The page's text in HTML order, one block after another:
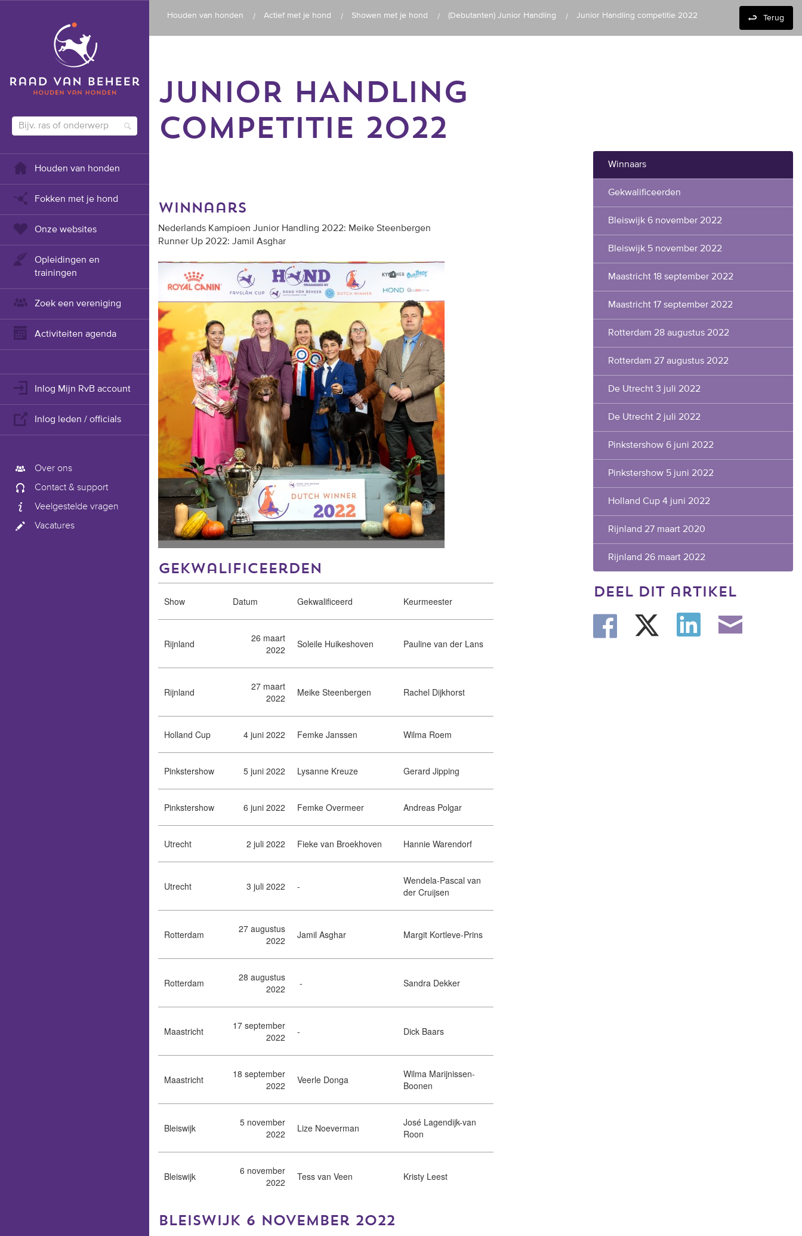
Houden van honden
Fokken met je hond
Onze websites
Opleidingen en
trainingen
Zoek een vereniging
Activiteiten agenda
Inlog Mijn RvB account
Inlog leden / officials
Over ons
Contact & support
Veelgestelde vragen
Vacatures
Houden van honden Actief met je hond Showen met je hond (Debutanten) Junior Handling Junior Handling competitie 2022 Terug
JUNIOR HANDLING
COMPETITIE 2022
winnaars
Nederlands Kampioen Junior Handling 2022: Meike Steenbergen
Runner Up 2022: Jamil Asghar
gekwalificeerden
Show Datum Gekwalificeerd Keurmeester
Rijnland
26 maart
2022
Soleile Huikeshoven Pauline van der Lans
Rijnland
27 maart
2022
Meike Steenbergen Rachel Dijkhorst
Holland Cup 4 juni 2022 Femke Janssen Wilma Roem
Pinkstershow 5 juni 2022 Lysanne Kreuze Gerard Jipping
Pinkstershow 6 juni 2022 Femke Overmeer Andreas Polgar
Utrecht 2 juli 2022 Fieke van Broekhoven Hannie Warendorf
Utrecht 3 juli 2022 -
Wendela-Pascal van
der Cruijsen
Rotterdam
27 augustus
2022
Jamil Asghar Margit Kortleve-Prins
Rotterdam
28 augustus
2022
- Sandra Dekker
Maastricht
17 september
2022
- Dick Baars
Maastricht
18 september
2022
Veerle Donga
Wilma Marijnissen-
Boonen
Bleiswijk
5 november
2022
Lize Noeverman
José Lagendijk-van
Roon
Bleiswijk
6 november
2022
Tess van Veen Kristy Leest
bleiswijk 6 november 2022
Winnaars
Gekwalificeerden
Bleiswijk 6 november 2022
Bleiswijk 5 november 2022
Maastricht 18 september 2022
Maastricht 17 september 2022
Rotterdam 28 augustus 2022
Rotterdam 27 augustus 2022
De Utrecht 3 juli 2022
De Utrecht 2 juli 2022
Pinkstershow 6 juni 2022
Pinkstershow 5 juni 2022
Holland Cup 4 juni 2022
Rijnland 27 maart 2020
Rijnland 26 maart 2022
deel dit artikel